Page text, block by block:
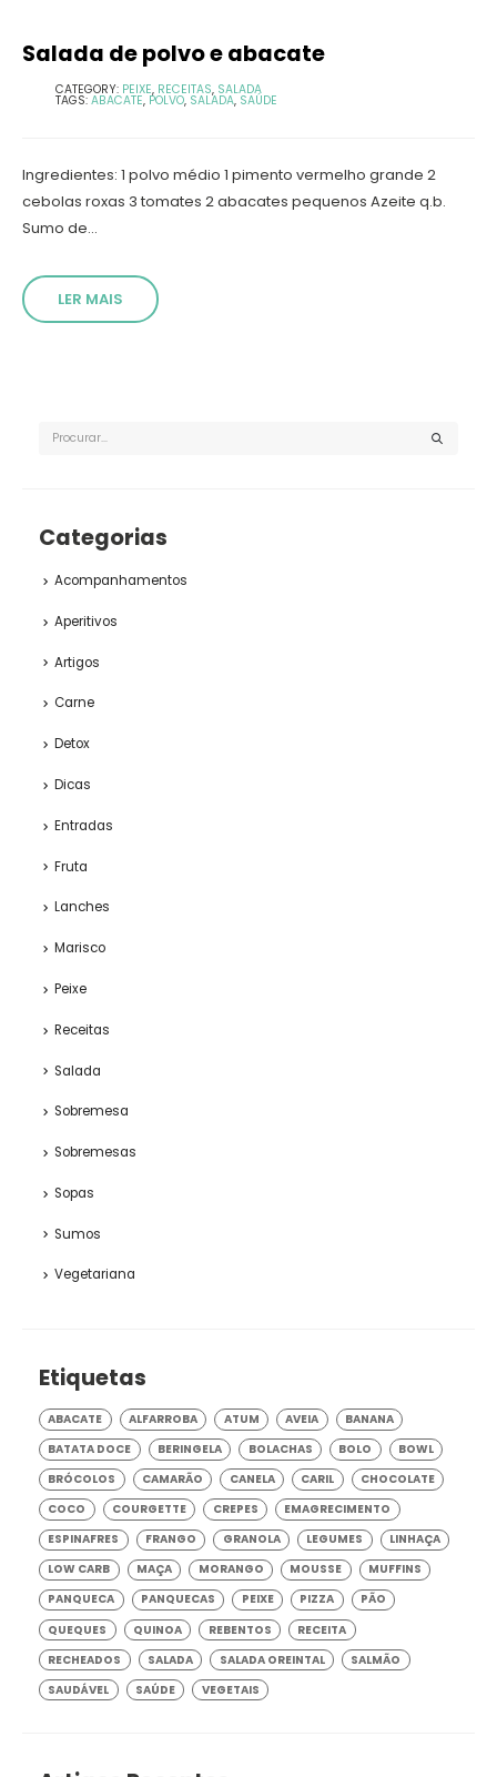
Salada de polvo e abacate
CATEGORY: PEIXE, RECEITAS, SALADA
TAGS: ABACATE, POLVO, SALADA, SAÚDE
Ingredientes: 1 polvo médio 1 pimento vermelho grande 2
cebolas roxas 3 tomates 2 abacates pequenos Azeite q.b.
Sumo de...
LER MAIS
Categorias
Acompanhamentos
Aperitivos
Artigos
Carne
Detox
Dicas
Entradas
Fruta
Lanches
Marisco
Peixe
Receitas
Salada
Sobremesa
Sobremesas
Sopas
Sumos
Vegetariana
Etiquetas
ABACATE ALFARROBA ATUM AVEIA
BANANA
BATATA DOCE
BERINGELA BOLACHAS BOLO
BOWL
BRÓCOLOS
CAMARÃO CANELA CARIL
CHOCOLATE
COCO
COURGETTE CREPES
EMAGRECIMENTO
ESPINAFRES
FRANGO GRANOLA LEGUMES
LINHAÇA
LOW CARB
MAÇA MORANGO MOUSSE
MUFFINS
PANQUECA
PANQUECAS PEIXE PIZZA
PÃO
QUEQUES
QUINOA REBENTOS
RECEITA
RECHEADOS
SALADA SALADA OREINTAL
SALMÃO
SAUDÁVEL
SAÚDE VEGETAIS